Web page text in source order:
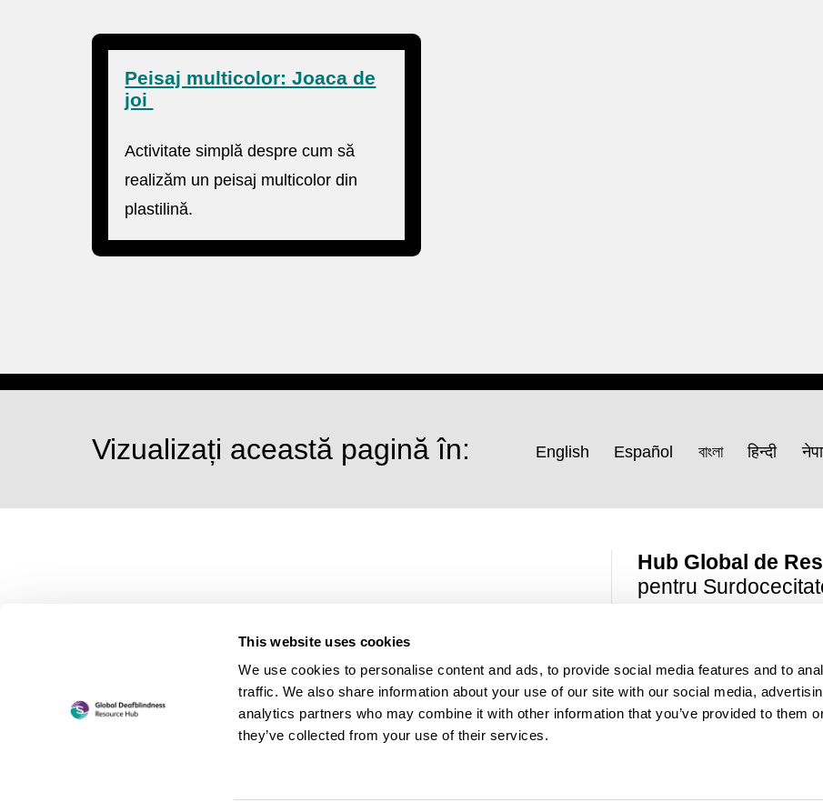
This website uses cookies
We use cookies to personalise content and ads, to provide social media features and to
traffic. We also share information about your use of our site with our social media,
analytics partners who may combine it with other information that you’ve provided to them
they’ve collected from your use of their services.
Peisaj multicolor: Joaca de
joi
Activitate simplă despre cum să
realizăm un peisaj multicolor din
plastilină.
Vizualizați această pagină în: English Español বাংলা हिन्दी
Hub Global de
pentru
© Sense Internațional 2026